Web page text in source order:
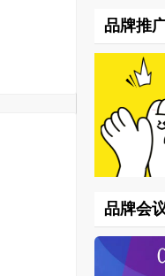
品牌推
品牌会